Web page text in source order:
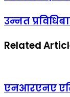
उन्नत
Related
एनआरएनए